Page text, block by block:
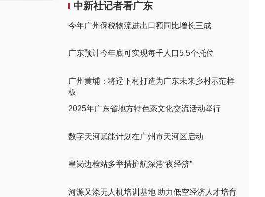
中新社记者看广东
今年广州保税物流进出口额同比增长三成
广东预计今年底可实现每千人口5.5个托位
广州黄埔：将迳下村打造为广东未来乡村示范样
板
2025年广东省地方特色茶文化交流活动举行
数字天河赋能计划在广州市天河区启动
皇岗边检站多举措护航深港“夜经济”
河源又添无人机培训基地 助力低空经济人才培育